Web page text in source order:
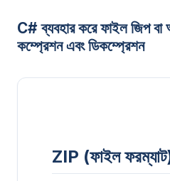
C# ব্যবহার করে ফাইল জিপ
কম্প্রেশন এবং ডিকম্প্রেশন
ZIP (ফাইল